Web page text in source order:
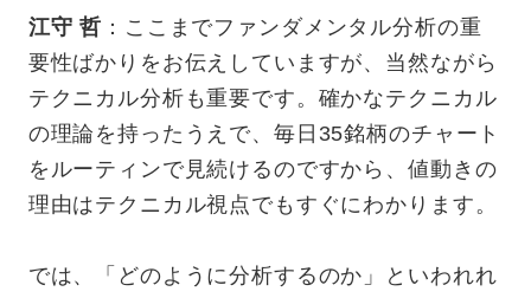
江守 哲 ：ここまでファンダメンタル分析の重
要性ばかりをお伝えしていますが、当然ながら
テクニカル分析も重要です。確かなテクニカル
の理論を持ったうえで、毎日35銘柄のチャート
をルーティンで見続けるのですから、値動きの
理由はテクニカル視点でもすぐにわかります。
では、「どのように分析するのか」といわれれ